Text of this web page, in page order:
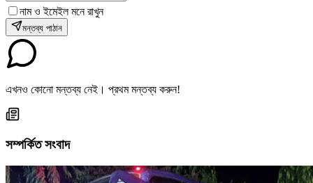
নাম ও ইমেইল মনে রাখুন
মন্তব্য পাঠান
এখনও কোনো মন্তব্য নেই। প্রথম মন্তব্য করুন!
সম্পর্কিত সংবাদ